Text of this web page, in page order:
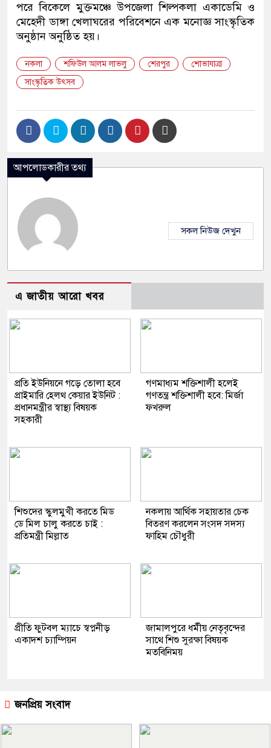
পরে বিকেলে মুক্তমঞ্চে উপজেলা শিল্পকলা একাডেমি ও
মেহেদী ডাঙ্গা খেলাঘরের পরিবেশনে এক মনোজ্ঞ সাংস্কৃতিক
অনুষ্ঠান অনুষ্ঠিত হয়।
নকলা শফিউল আলম লাভলু শেরপুর
শোভাযাত্রা
সাংস্কৃতিক উৎসব
আপলোডকারীর তথ্য
সকল নিউজ দেখুন
এ জাতীয় আরো খবর
প্রতি ইউনিয়নে গড়ে তোলা হবে
প্রাইমারি হেলথ কেয়ার ইউনিট :
প্রধানমন্ত্রীর স্বাস্থ্য বিষয়ক
সহকারী
গণমাধ্যম শক্তিশালী হলেই
গণতন্ত্র শক্তিশালী হবে: মির্জা
ফখরুল
শিশুদের স্কুলমুখী করতে মিড
ডে মিল চালু করতে চাই :
প্রতিমন্ত্রী মিল্লাত
নকলায় আর্থিক সহায়তার চেক
বিতরণ করলেন সংসদ সদস্য
ফাহিম চৌধুরী
প্রীতি ফুটবল ম্যাচে স্বপ্ননীড়
একাদশ চ্যাম্পিয়ন
জামালপুরে ধর্মীয় নেতৃবৃন্দের
সাথে শিশু সুরক্ষা বিষয়ক
মতবিনিময়
জনপ্রিয় সংবাদ